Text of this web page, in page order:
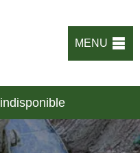
MENU
indisponible